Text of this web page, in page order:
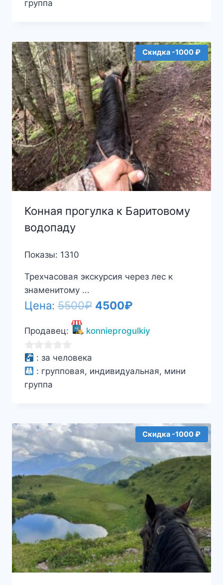
5
группа
Скидка -1000 ₽
Конная прогулка к Баритовому
водопаду
Показы: 1310
Трехчасовая экскурсия через лес к
знаменитому ...
Цена:5500₽ Первоначальная
составляла
4500₽Текущая
4500₽.
Продавец: konnieprogulkiy
0
из
5
: за человека
: групповая, индивидуальная, мини
группа
Скидка -1000 ₽